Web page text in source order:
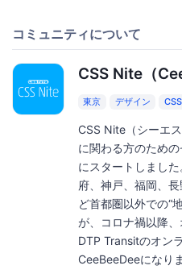
コミュニティについて
CSS Nite（
東京 デザイン CSS
CSS Nite（シーエ
に関わる方のため
にスタートしまし
府、神戸、福岡、
ど首都圏以外での“
が、コロナ禍以降、
DTP Transitのオン
CeeBeeDeeになり